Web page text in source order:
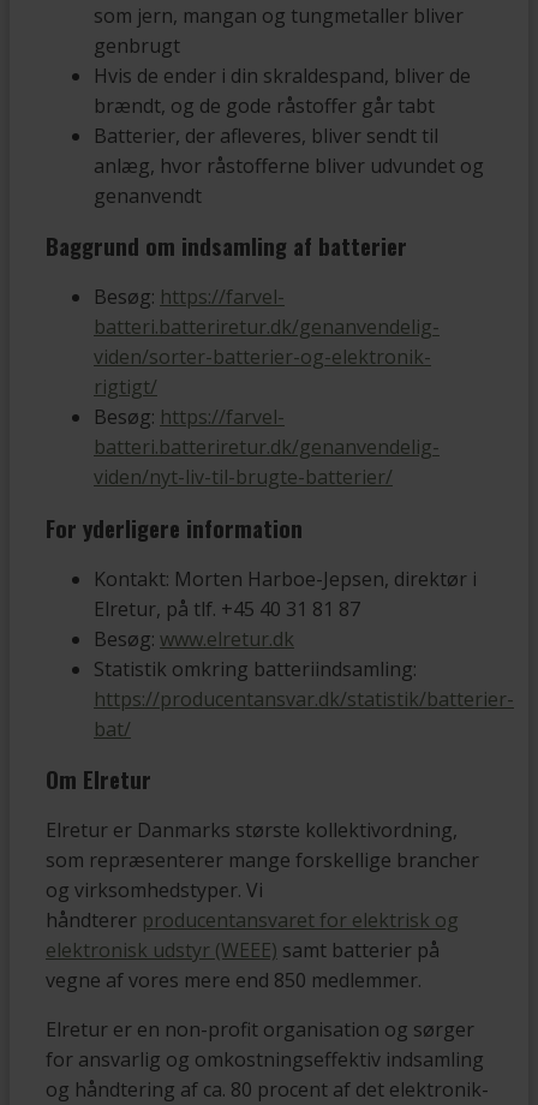
som jern, mangan og tungmetaller bliver
genbrugt
Hvis de ender i din skraldespand, bliver de
brændt, og de gode råstoffer går tabt
Batterier, der afleveres, bliver sendt til
anlæg, hvor råstofferne bliver udvundet og
genanvendt
Baggrund om indsamling af batterier
Besøg: https://farvel-
batteri.batteriretur.dk/genanvendelig-
viden/sorter-batterier-og-elektronik-
rigtigt/
Besøg: https://farvel-
batteri.batteriretur.dk/genanvendelig-
viden/nyt-liv-til-brugte-batterier/
For yderligere information
Kontakt: Morten Harboe-Jepsen, direktør i
Elretur, på tlf. +45 40 31 81 87
Besøg: www.elretur.dk
Statistik omkring batteriindsamling:
https://producentansvar.dk/statistik/batterier-
bat/
Om Elretur
Elretur er Danmarks største kollektivordning,
som repræsenterer mange forskellige brancher
og virksomhedstyper. Vi
håndterer producentansvaret for elektrisk og
elektronisk udstyr (WEEE) samt batterier på
vegne af vores mere end 850 medlemmer.
Elretur er en non-profit organisation og sørger
for ansvarlig og omkostningseffektiv indsamling
og håndtering af ca. 80 procent af det elektronik-